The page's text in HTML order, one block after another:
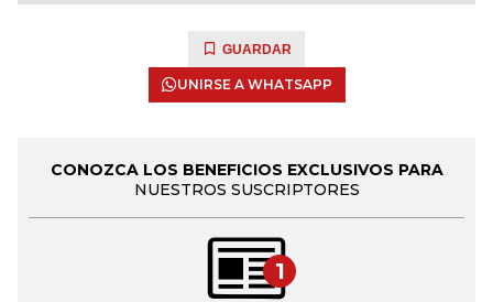
GUARDAR
UNIRSE A WHATSAPP
CONOZCA LOS BENEFICIOS EXCLUSIVOS PARA
NUESTROS SUSCRIPTORES
1